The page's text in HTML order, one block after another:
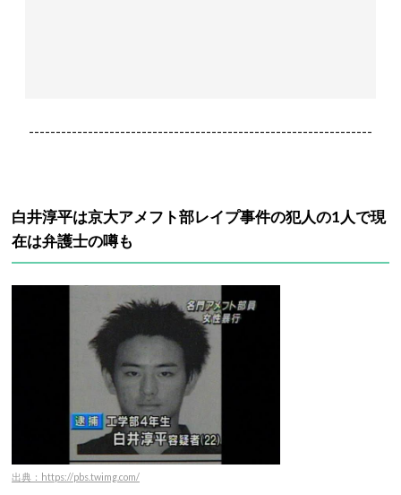
----------------------------------------------------------------
白井淳平は京大アメフト部レイプ事件の犯人の1人で現
在は弁護士の噂も
出典：https://pbs.twimg.com/